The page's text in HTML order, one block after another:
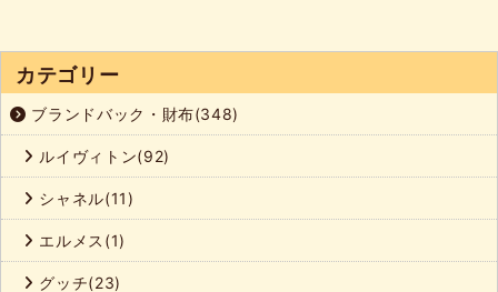
カテゴリー
ブランドバック・財布(348)
ルイヴィトン(92)
シャネル(11)
エルメス(1)
グッチ(23)